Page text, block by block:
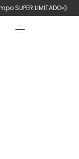
SUPER LIMITADO💨